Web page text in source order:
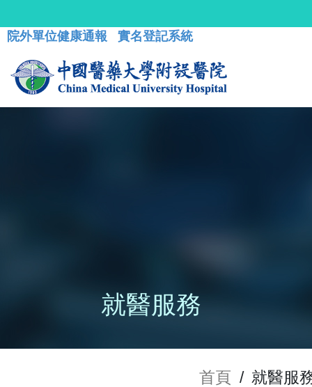
院外單位健康通報 實名登記系統
就醫服務
首頁 / 就醫服